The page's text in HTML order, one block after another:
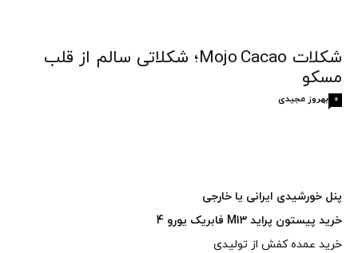
شکلات Mojo Cacao؛ شکلاتی سالم از قلب
مسکو
بهروز مجیدی 0
پنل خورشیدی ایرانی یا خارجی
خرید پیستون پراید M13 فابریک یورو 4
خرید عمده کفش از تولیدی